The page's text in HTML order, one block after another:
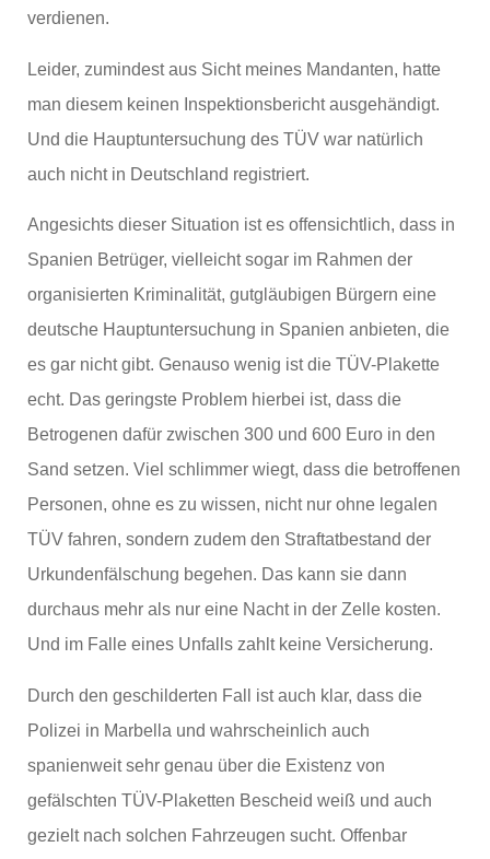
verdienen.
Leider, zumindest aus Sicht meines Mandanten, hatte
man diesem keinen Inspektionsbericht ausgehändigt.
Und die Hauptuntersuchung des TÜV war natürlich
auch nicht in Deutschland registriert.
Angesichts dieser Situation ist es offensichtlich, dass in
Spanien Betrüger, vielleicht sogar im Rahmen der
organisierten Kriminalität, gutgläubigen Bürgern eine
deutsche Hauptuntersuchung in Spanien anbieten, die
es gar nicht gibt. Genauso wenig ist die TÜV-Plakette
echt. Das geringste Problem hierbei ist, dass die
Betrogenen dafür zwischen 300 und 600 Euro in den
Sand setzen. Viel schlimmer wiegt, dass die betroffenen
Personen, ohne es zu wissen, nicht nur ohne legalen
TÜV fahren, sondern zudem den Straftatbestand der
Urkundenfälschung begehen. Das kann sie dann
durchaus mehr als nur eine Nacht in der Zelle kosten.
Und im Falle eines Unfalls zahlt keine Versicherung.
Durch den geschilderten Fall ist auch klar, dass die
Polizei in Marbella und wahrscheinlich auch
spanienweit sehr genau über die Existenz von
gefälschten TÜV-Plaketten Bescheid weiß und auch
gezielt nach solchen Fahrzeugen sucht. Offenbar